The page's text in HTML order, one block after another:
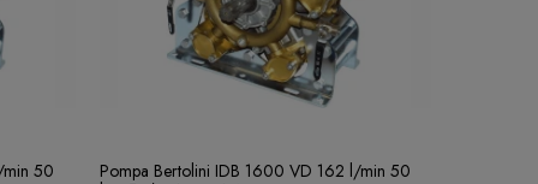
50
Pompa Bertolini IDB 1600 VD 162 l/min 50
Filterek rozpylacza "czapeczka" Ø15 MESH